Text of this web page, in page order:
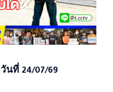
นที่ 24/07/69